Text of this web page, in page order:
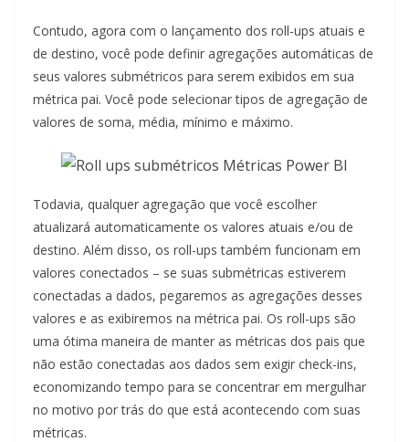
Contudo, agora com o lançamento dos roll-ups atuais e
de destino, você pode definir agregações automáticas de
seus valores submétricos para serem exibidos em sua
métrica pai. Você pode selecionar tipos de agregação de
valores de soma, média, mínimo e máximo.
Todavia, qualquer agregação que você escolher
atualizará automaticamente os valores atuais e/ou de
destino. Além disso, os roll-ups também funcionam em
valores conectados – se suas submétricas estiverem
conectadas a dados, pegaremos as agregações desses
valores e as exibiremos na métrica pai. Os roll-ups são
uma ótima maneira de manter as métricas dos pais que
não estão conectadas aos dados sem exigir check-ins,
economizando tempo para se concentrar em mergulhar
no motivo por trás do que está acontecendo com suas
métricas.